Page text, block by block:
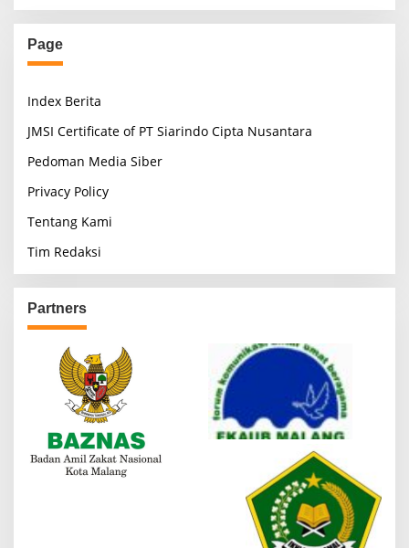
Page
Index Berita
JMSI Certificate of PT Siarindo Cipta Nusantara
Pedoman Media Siber
Privacy Policy
Tentang Kami
Tim Redaksi
Partners